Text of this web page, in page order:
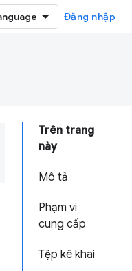
Đăng nhập
Trên trang
này
Mô tả
Phạm vi
cung cấp
Tệp kê khai